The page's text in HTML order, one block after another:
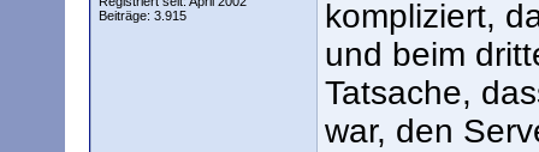
Beiträge: 3.915
kompliziert,
und beim
Tatsache,
war, den